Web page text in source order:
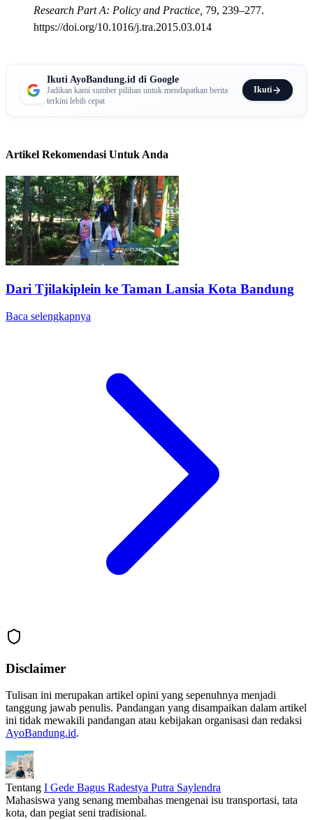
Research Part A: Policy and Practice, 79, 239–277.
https://doi.org/10.1016/j.tra.2015.03.014
Ikuti AyoBandung.id di Google
Jadikan kami sumber pilihan untuk mendapatkan berita
terkini lebih cepat
Ikuti
Artikel Rekomendasi Untuk Anda
Dari Tjilakiplein ke Taman Lansia Kota Bandung
Baca selengkapnya
Disclaimer
Tulisan ini merupakan artikel opini yang sepenuhnya menjadi
tanggung jawab penulis. Pandangan yang disampaikan dalam artikel
ini tidak mewakili pandangan atau kebijakan organisasi dan redaksi
AyoBandung.id.
Tentang I Gede Bagus Radestya Putra Saylendra
Mahasiswa yang senang membahas mengenai isu transportasi, tata
kota, dan pegiat seni tradisional.